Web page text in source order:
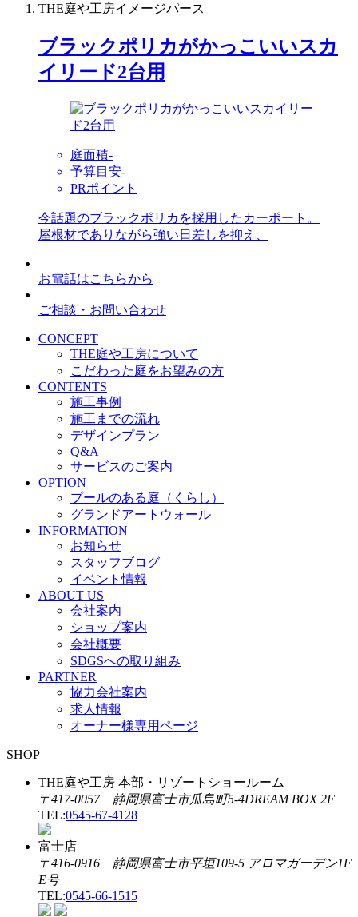
THE庭や工房イメージパース
ブラックポリカがかっこいいスカ
イリード2台用
庭面積-
予算目安-
PRポイント
今話題のブラックポリカを採用したカーポート。
屋根材でありながら強い日差しを抑え、
お電話はこちらから
ご相談・お問い合わせ
CONCEPT
THE庭や工房について
こだわった庭をお望みの方
CONTENTS
施工事例
施工までの流れ
デザインプラン
Q&A
サービスのご案内
OPTION
プールのある庭（くらし）
グランドアートウォール
INFORMATION
お知らせ
スタッフブログ
イベント情報
ABOUT US
会社案内
ショップ案内
会社概要
SDGSへの取り組み
PARTNER
協力会社案内
求人情報
オーナー様専用ページ
SHOP
THE庭や工房 本部・リゾートショールーム
〒417-0057 静岡県富士市瓜島町5-4DREAM BOX 2F
TEL:0545-67-4128
富士店
〒416-0916 静岡県富士市平垣109-5 アロマガーデン1F
E号
TEL:0545-66-1515